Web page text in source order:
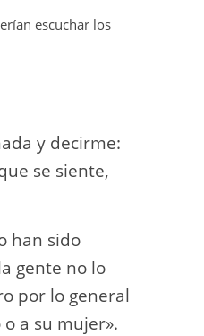
y decirme:
se siente,
han sido
gente no lo
por lo general
a su mujer».